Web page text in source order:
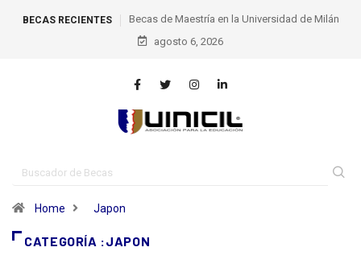
BECAS RECIENTES
Becas de Maestría en la Universidad de Milán
agosto 6, 2026
Home Japon
CATEGORÍA :JAPON